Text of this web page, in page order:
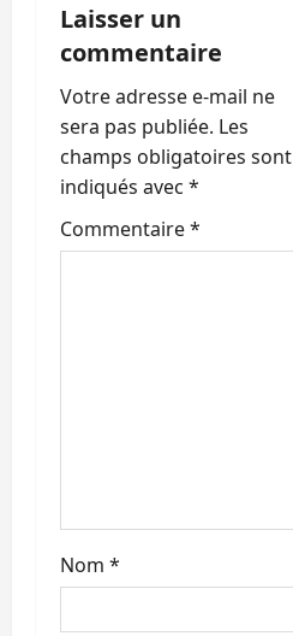
n
d
’
a
r
Laisser un
commentaire
Votre adresse e-mail ne
sera pas publiée. Les
champs obligatoires sont
indiqués avec *
Commentaire*
Nom *